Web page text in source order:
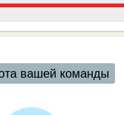
вашей команды